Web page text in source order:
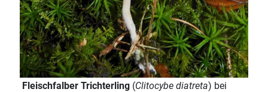
Fleischfalber Trichterling (Clitocybe diatreta) bei